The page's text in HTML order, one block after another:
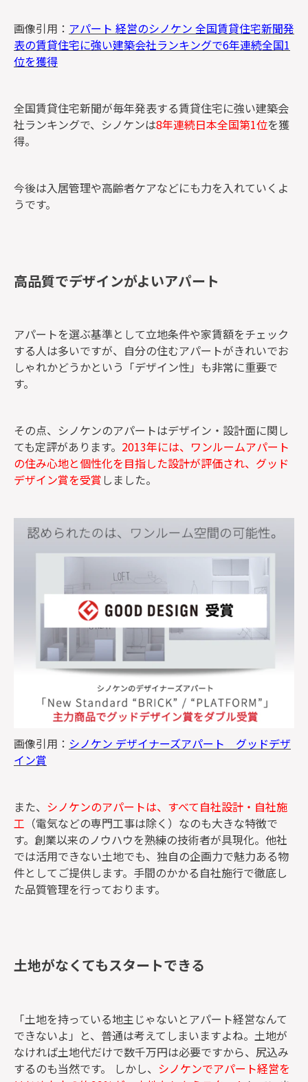
画像引用： アパート 経営のシノケン 全国賃貸住宅新聞発
表の賃貸住宅に強い建築会社ランキングで6年連続全国1
位を獲得
全国賃貸住宅新聞が毎年発表する賃貸住宅に強い建築会
社ランキングで、シノケンは8年連続日本全国第1位を獲
得。
今後は入居管理や高齢者ケアなどにも力を入れていくよ
うです。
高品質でデザインがよいアパート
アパートを選ぶ基準として立地条件や家賃額をチェック
する人は多いですが、自分の住むアパートがきれいでお
しゃれかどうかという「デザイン性」も非常に重要で
す。
その点、シノケンのアパートはデザイン・設計面に関し
ても定評があります。 2013年には、ワンルームアパート
の住み心地と個性化を目指した設計が評価され、グッド
デザイン賞を受賞 しました。
画像引用： シノケン デザイナーズアパート グッドデザ
イン賞
また、 シノケンのアパートは、すべて自社設計・自社施
工 （電気などの専門工事は除く）なのも大きな特徴で
す。創業以来のノウハウを熟練の技術者が具現化。他社
では活用できない土地でも、独自の企画力で魅力ある物
件としてご提供します。手間のかかる自社施行で徹底し
た品質管理を行っております。
土地がなくてもスタートできる
「土地を持っている地主じゃないとアパート経営なんて
できないよ」と、普通は考えてしまいますよね。土地が
なければ土地代だけで数千万円は必要ですから、尻込み
するのも当然です。 しかし、 シノケンでアパート経営を